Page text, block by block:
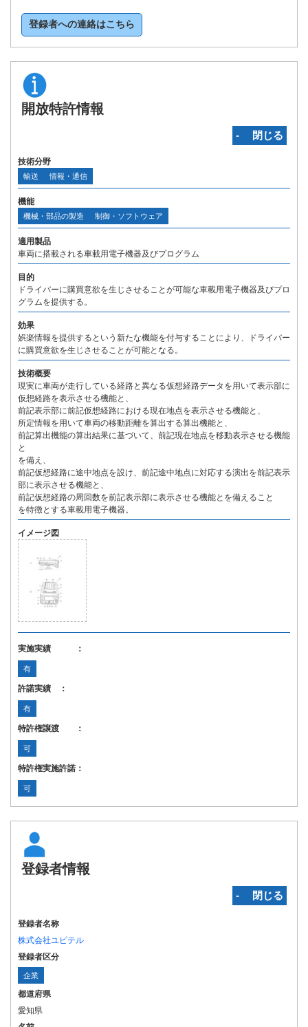
登録者への連絡はこちら
開放特許情報
‐ 閉じる
技術分野
輸送 情報・通信
機能
機械・部品の製造 制御・ソフトウェア
適用製品
車両に搭載される車載用電子機器及びプログラム
目的
ドライバーに購買意欲を生じさせることが可能な車載用電子機器及びプロ
グラムを提供する。
効果
娯楽情報を提供するという新たな機能を付与することにより、ドライバー
に購買意欲を生じさせることが可能となる。
技術概要
現実に車両が走行している経路と異なる仮想経路データを用いて表示部に
仮想経路を表示させる機能と、
前記表示部に前記仮想経路における現在地点を表示させる機能と、
所定情報を用いて車両の移動距離を算出する算出機能と、
前記算出機能の算出結果に基づいて、前記現在地点を移動表示させる機能
と
を備え、
前記仮想経路に途中地点を設け、前記途中地点に対応する演出を前記表示
部に表示させる機能と、
前記仮想経路の周回数を前記表示部に表示させる機能とを備えること
を特徴とする車載用電子機器。
イメージ図
実施実績 ：
有
許諾実績 ：
有
特許権譲渡 ：
可
特許権実施許諾：
可
登録者情報
‐ 閉じる
登録者名称
株式会社ユピテル
登録者区分
企業
都道府県
愛知県